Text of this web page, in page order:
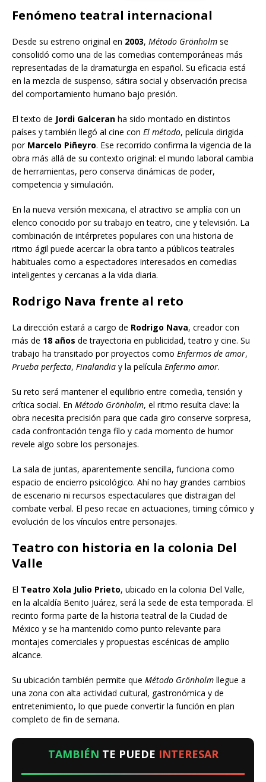
Fenómeno teatral internacional
Desde su estreno original en 2003, Método Grönholm se
consolidó como una de las comedias contemporáneas más
representadas de la dramaturgia en español. Su eficacia está
en la mezcla de suspenso, sátira social y observación precisa
del comportamiento humano bajo presión.
El texto de Jordi Galceran ha sido montado en distintos
países y también llegó al cine con El método, película dirigida
por Marcelo Piñeyro. Ese recorrido confirma la vigencia de la
obra más allá de su contexto original: el mundo laboral cambia
de herramientas, pero conserva dinámicas de poder,
competencia y simulación.
En la nueva versión mexicana, el atractivo se amplía con un
elenco conocido por su trabajo en teatro, cine y televisión. La
combinación de intérpretes populares con una historia de
ritmo ágil puede acercar la obra tanto a públicos teatrales
habituales como a espectadores interesados en comedias
inteligentes y cercanas a la vida diaria.
Rodrigo Nava frente al reto
La dirección estará a cargo de Rodrigo Nava, creador con
más de 18 años de trayectoria en publicidad, teatro y cine. Su
trabajo ha transitado por proyectos como Enfermos de amor,
Prueba perfecta, Finalandia y la película Enfermo amor.
Su reto será mantener el equilibrio entre comedia, tensión y
crítica social. En Método Grönholm, el ritmo resulta clave: la
obra necesita precisión para que cada giro conserve sorpresa,
cada confrontación tenga filo y cada momento de humor
revele algo sobre los personajes.
La sala de juntas, aparentemente sencilla, funciona como
espacio de encierro psicológico. Ahí no hay grandes cambios
de escenario ni recursos espectaculares que distraigan del
combate verbal. El peso recae en actuaciones, timing cómico y
evolución de los vínculos entre personajes.
Teatro con historia en la colonia Del
Valle
El Teatro Xola Julio Prieto, ubicado en la colonia Del Valle,
en la alcaldía Benito Juárez, será la sede de esta temporada. El
recinto forma parte de la historia teatral de la Ciudad de
México y se ha mantenido como punto relevante para
montajes comerciales y propuestas escénicas de amplio
alcance.
Su ubicación también permite que Método Grönholm llegue a
una zona con alta actividad cultural, gastronómica y de
entretenimiento, lo que puede convertir la función en plan
completo de fin de semana.
TAMBIÉN TE PUEDE INTERESAR